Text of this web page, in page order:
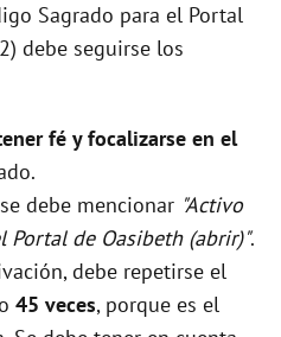
Sagrado para el Portal
debe seguirse los
fé y focalizarse en el
debe mencionar "Activo
Portal de Oasibeth (abrir)".
debe repetirse el
45 veces, porque es el